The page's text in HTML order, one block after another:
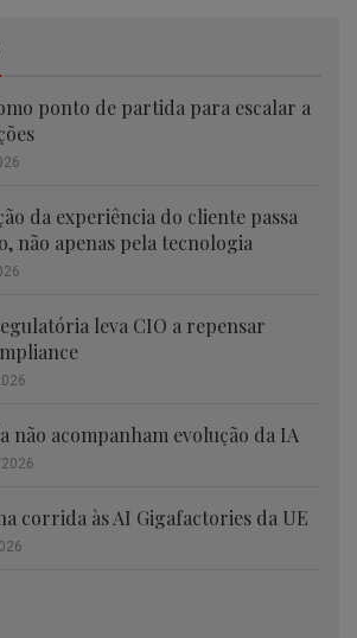
ponto de partida para escalar a
da experiência do cliente passa
não apenas pela tecnologia
leva CIO a repensar
não acompanham evolução da IA
corrida às AI Gigafactories da UE